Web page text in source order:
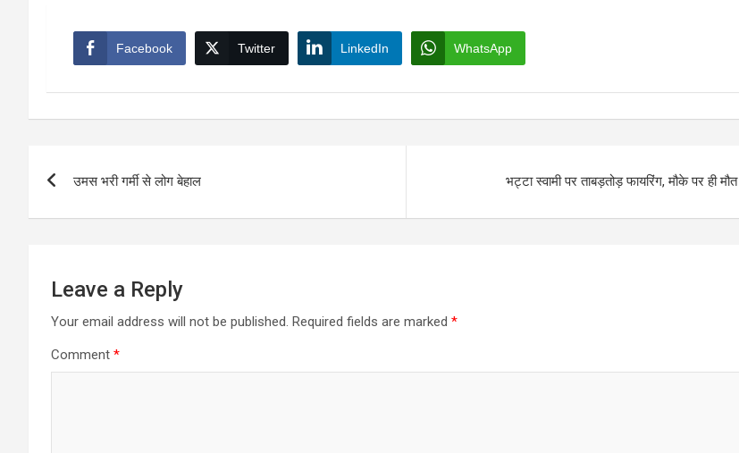
Facebook Twitter LinkedIn WhatsApp
उमस भरी गर्मी से लोग बेहाल भट्टा स्वामी पर ताबड़तोड़ फायरिंग, मौके पर ही मौत
Leave a Reply
Your email address will not be published. Required fields are marked *
Comment *